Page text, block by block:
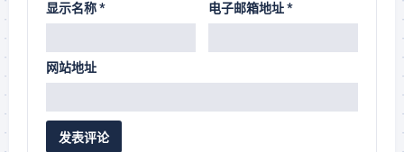
显示名称* 电子邮箱地址*
网站地址